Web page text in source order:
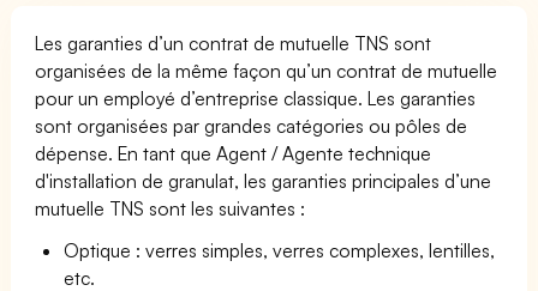
Les garanties d’un contrat de mutuelle TNS sont
organisées de la même façon qu’un contrat de mutuelle
pour un employé d’entreprise classique. Les garanties
sont organisées par grandes catégories ou pôles de
dépense. En tant que Agent / Agente technique
d'installation de granulat, les garanties principales d’une
mutuelle TNS sont les suivantes :
Optique : verres simples, verres complexes, lentilles,
etc.